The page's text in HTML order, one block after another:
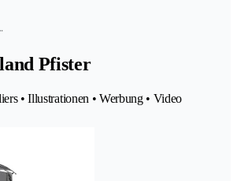
Pfister
• Illustrationen • Werbung • Video